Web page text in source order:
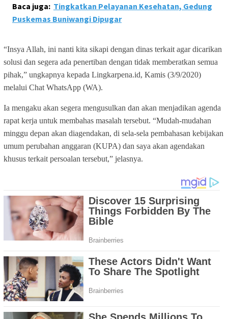
Baca juga: Tingkatkan Pelayanan Kesehatan, Gedung
Puskemas Buniwangi Dipugar
“Insya Allah, ini nanti kita sikapi dengan dinas terkait agar dicarikan
solusi dan segera ada penertiban dengan tidak memberatkan semua
pihak,” ungkapnya kepada Lingkarpena.id, Kamis (3/9/2020)
melalui Chat WhatsApp (WA).
Ia mengaku akan segera mengusulkan dan akan menjadikan agenda
rapat kerja untuk membahas masalah tersebut. “Mudah-mudahan
minggu depan akan diagendakan, di sela-sela pembahasan kebijakan
umum perubahan anggaran (KUPA) dan saya akan agendakan
khusus terkait persoalan tersebut,” jelasnya.